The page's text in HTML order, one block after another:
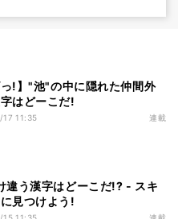
っ!】"池"の中に隠れた仲間外
はどーこだ!
11:35 連載
違う漢字はどーこだ!? - スキ
見つけよう!